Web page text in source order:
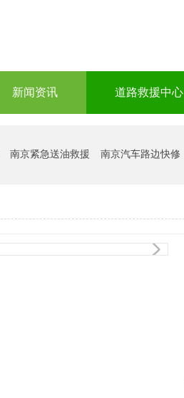
新闻资讯 道路救援中心
南京紧急送油救援 南京汽车路边快修
1/1